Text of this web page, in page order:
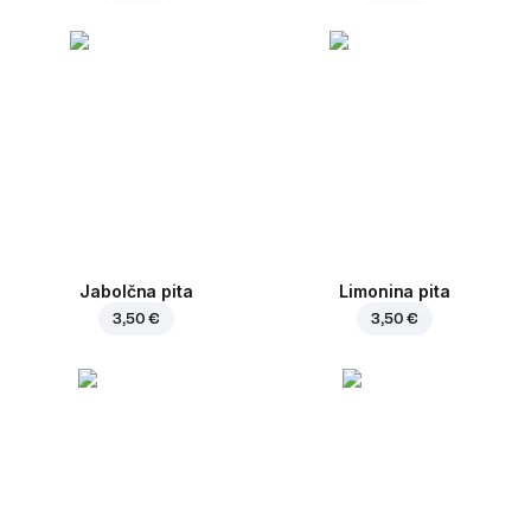
Jabolčna pita
3,50 €
Limonina pita
3,50 €